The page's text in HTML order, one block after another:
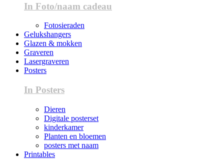
In Foto/naam cadeau
Fotosieraden
Gelukshangers
Glazen & mokken
Graveren
Lasergraveren
Posters
In Posters
Dieren
Digitale posterset
kinderkamer
Planten en bloemen
posters met naam
Printables